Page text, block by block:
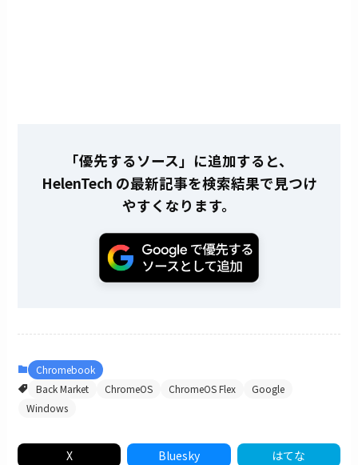
「優先するソース」に追加すると、
HelenTech の最新記事を検索結果で見つけ
やすくなります。
Chromebook
Back Market
ChromeOS ChromeOS Flex
Google
Windows
X Bluesky はてな